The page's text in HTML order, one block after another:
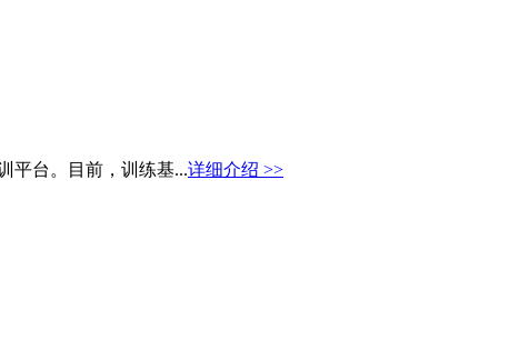
平台。目前，训练基...详细介绍 >>